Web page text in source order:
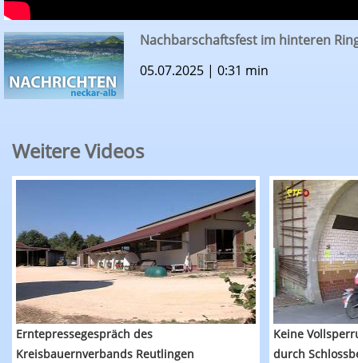
Nachbarschaftsfest im hinteren
05.07.2025 | 0:31 min
Weitere Videos
RTF.1-Nachrichten: Erntepressegespräch des
Erntepressegespräch des
Kreisbauernverbands Reutlingen
RTF.1-
Keine
durch